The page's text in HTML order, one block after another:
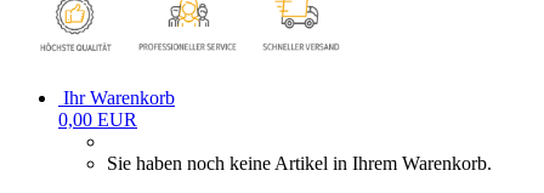
Ihr Warenkorb
0,00 EUR
Sie haben noch keine Artikel in Ihrem Warenkorb.